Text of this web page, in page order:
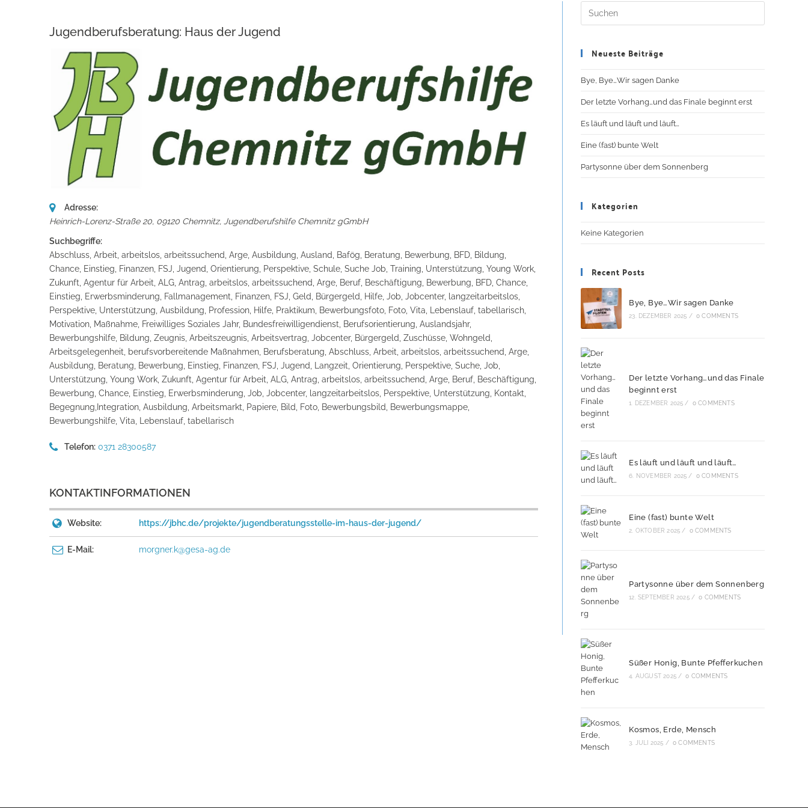
Jugendberufsberatung: Haus der Jugend
Adresse:
Heinrich-Lorenz-Straße 20, 09120 Chemnitz, Jugendberufshilfe Chemnitz gGmbH
Suchbegriffe:
Abschluss, Arbeit, arbeitslos, arbeitssuchend, Arge, Ausbildung, Ausland, Bafög, Beratung, Bewerbung, BFD, Bildung,
Chance, Einstieg, Finanzen, FSJ, Jugend, Orientierung, Perspektive, Schule, Suche Job, Training, Unterstützung, Young Work,
Zukunft, Agentur für Arbeit, ALG, Antrag, arbeitslos, arbeitssuchend, Arge, Beruf, Beschäftigung, Bewerbung, BFD, Chance,
Einstieg, Erwerbsminderung, Fallmanagement, Finanzen, FSJ, Geld, Bürgergeld, Hilfe, Job, Jobcenter, langzeitarbeitslos,
Perspektive, Unterstützung, Ausbildung, Profession, Hilfe, Praktikum, Bewerbungsfoto, Foto, Vita, Lebenslauf, tabellarisch,
Motivation, Maßnahme, Freiwilliges Soziales Jahr, Bundesfreiwilligendienst, Berufsorientierung, Auslandsjahr,
Bewerbungshilfe, Bildung, Zeugnis, Arbeitszeugnis, Arbeitsvertrag, Jobcenter, Bürgergeld, Zuschüsse, Wohngeld,
Arbeitsgelegenheit, berufsvorbereitende Maßnahmen, Berufsberatung, Abschluss, Arbeit, arbeitslos, arbeitssuchend, Arge,
Ausbildung, Beratung, Bewerbung, Einstieg, Finanzen, FSJ, Jugend, Langzeit, Orientierung, Perspektive, Suche, Job,
Unterstützung, Young Work, Zukunft, Agentur für Arbeit, ALG, Antrag, arbeitslos, arbeitssuchend, Arge, Beruf, Beschäftigung,
Bewerbung, Chance, Einstieg, Erwerbsminderung, Job, Jobcenter, langzeitarbeitslos, Perspektive, Unterstützung, Kontakt,
Begegnung,Integration, Ausbildung, Arbeitsmarkt, Papiere, Bild, Foto, Bewerbungsbild, Bewerbungsmappe,
Bewerbungshilfe, Vita, Lebenslauf, tabellarisch
Telefon: 0371 28300587
KONTAKTINFORMATIONEN
Website: https://jbhc.de/projekte/jugendberatungsstelle-im-haus-der-jugend/
E-Mail: morgner.k@gesa-ag.de
Neueste Beiträge
Bye, Bye…Wir sagen Danke
Der letzte Vorhang…und das Finale beginnt erst
Es läuft und läuft und läuft…
Eine (fast) bunte Welt
Partysonne über dem Sonnenberg
Kategorien
Keine Kategorien
Recent Posts
Bye, Bye…Wir sagen Danke
23. DEZEMBER 2025 / 0 COMMENTS
Der letzte Vorhang…und das Finale
beginnt erst
1. DEZEMBER 2025 / 0 COMMENTS
Es läuft und läuft und läuft…
6. NOVEMBER 2025 / 0 COMMENTS
Eine (fast) bunte Welt
2. OKTOBER 2025 / 0 COMMENTS
Partysonne über dem Sonnenberg
12. SEPTEMBER 2025 / 0 COMMENTS
Süßer Honig, Bunte Pfefferkuchen
4. AUGUST 2025 / 0 COMMENTS
Kosmos, Erde, Mensch
3. JULI 2025 / 0 COMMENTS